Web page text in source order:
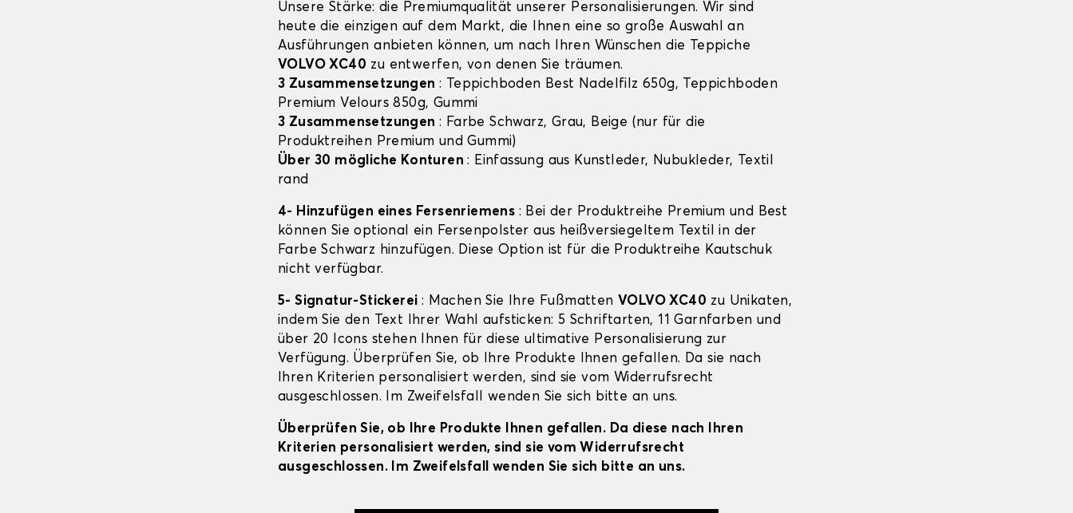
Unsere Stärke: die Premiumqualität unserer Personalisierungen. Wir sind
heute die einzigen auf dem Markt, die Ihnen eine so große Auswahl an
Ausführungen anbieten können, um nach Ihren Wünschen die Teppiche
VOLVO XC40 zu entwerfen, von denen Sie träumen.
3 Zusammensetzungen : Teppichboden Best Nadelfilz 650g, Teppichboden
Premium Velours 850g, Gummi
3 Zusammensetzungen : Farbe Schwarz, Grau, Beige (nur für die
Produktreihen Premium und Gummi)
Über 30 mögliche Konturen: Einfassung aus Kunstleder, Nubukleder, Textil
rand
4- Hinzufügen eines Fersenriemens : Bei der Produktreihe Premium und Best
können Sie optional ein Fersenpolster aus heißversiegeltem Textil in der
Farbe Schwarz hinzufügen. Diese Option ist für die Produktreihe Kautschuk
nicht verfügbar.
5- Signatur-Stickerei : Machen Sie Ihre Fußmatten VOLVO XC40 zu Unikaten,
indem Sie den Text Ihrer Wahl aufsticken: 5 Schriftarten, 11 Garnfarben und
über 20 Icons stehen Ihnen für diese ultimative Personalisierung zur
Verfügung. Überprüfen Sie, ob Ihre Produkte Ihnen gefallen. Da sie nach
Ihren Kriterien personalisiert werden, sind sie vom Widerrufsrecht
ausgeschlossen. Im Zweifelsfall wenden Sie sich bitte an uns.
Überprüfen Sie, ob Ihre Produkte Ihnen gefallen. Da diese nach Ihren
Kriterien personalisiert werden, sind sie vom Widerrufsrecht
ausgeschlossen. Im Zweifelsfall wenden Sie sich bitte an uns.